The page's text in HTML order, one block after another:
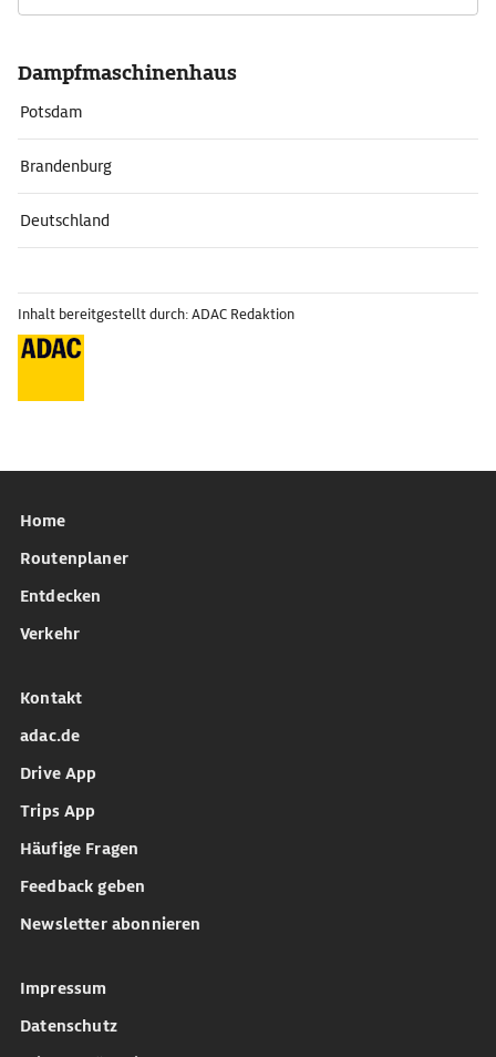
Dampfmaschinenhaus
Potsdam
Brandenburg
Deutschland
Inhalt bereitgestellt durch: ADAC Redaktion
Home
Routenplaner
Entdecken
Verkehr
Kontakt
adac.de
Drive App
Trips App
Häufige Fragen
Feedback geben
Newsletter abonnieren
Impressum
Datenschutz